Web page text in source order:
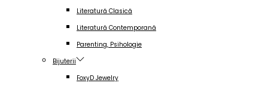
Literatură Clasică
Literatură Contemporană
Parenting, Psihologie
Bijuterii
FoxyD Jewelry